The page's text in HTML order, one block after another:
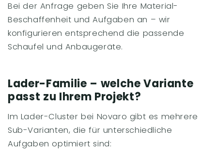
Bei der Anfrage geben Sie Ihre Material-
Beschaffenheit und Aufgaben an – wir
konfigurieren entsprechend die passende
Schaufel und Anbaugeräte.
Lader-Familie – welche Variante
passt zu Ihrem Projekt?
Im Lader-Cluster bei Novaro gibt es mehrere
Sub-Varianten, die für unterschiedliche
Aufgaben optimiert sind: